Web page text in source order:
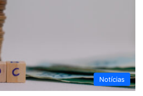
Notícias